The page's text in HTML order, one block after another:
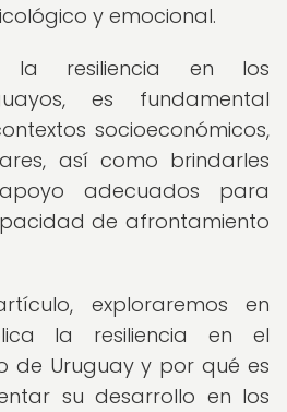
y emocional.
la resiliencia en los
es fundamental
socioeconómicos,
así como brindarles
adecuados para
de afrontamiento
exploraremos en
la resiliencia en el
de Uruguay y por qué es
su desarrollo en los